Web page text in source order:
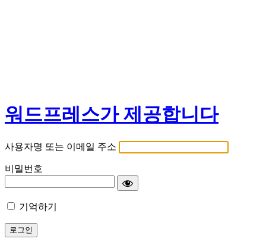
워드프레스가 제공합니다
사용자명 또는 이메일 주소
비밀번호
기억하기